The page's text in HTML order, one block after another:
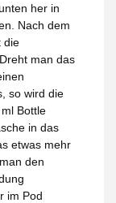
her in
Nach dem
die
man das
so wird die
Bottle
in das
etwas mehr
den
im Pod